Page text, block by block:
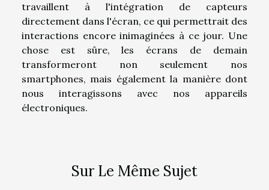
travaillent à l'intégration de capteurs
directement dans l'écran, ce qui permettrait des
interactions encore inimaginées à ce jour. Une
chose est sûre, les écrans de demain
transformeront non seulement nos
smartphones, mais également la manière dont
nous interagissons avec nos appareils
électroniques.
Sur Le Même Sujet